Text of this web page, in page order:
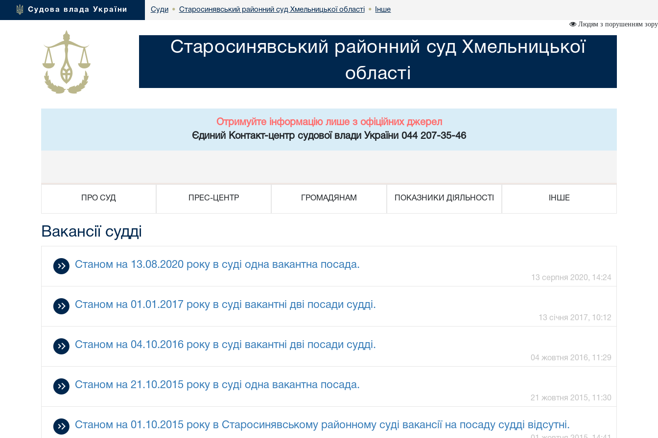
Судова влада України Суди • Старосинявський районний суд Хмельницької області • Інше
Людям з порушенням зору
Старосинявський районний суд Хмельницької
області
Отримуйте інформацію лише з офіційних джерел
Єдиний Контакт-центр судової влади України 044 207-35-46
ПРО СУД ПРЕС-ЦЕНТР ГРОМАДЯНАМ ПОКАЗНИКИ ДІЯЛЬНОСТІ ІНШЕ
Вакансії судді
Станом на 13.08.2020 року в суді одна вакантна посада.
13 серпня 2020, 14:24
Станом на 01.01.2017 року в суді вакантні дві посади судді.
13 січня 2017, 10:12
Станом на 04.10.2016 року в суді вакантні дві посади судді.
04 жовтня 2016, 11:29
Станом на 21.10.2015 року в суді одна вакантна посада.
21 жовтня 2015, 11:30
Станом на 01.10.2015 року в Старосинявському районному суді вакансії на посаду судді відсутні.